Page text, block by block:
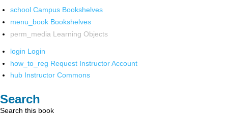
school Campus Bookshelves
menu_book Bookshelves
perm_media Learning Objects
login Login
how_to_reg Request Instructor Account
hub Instructor Commons
Search
Search this book